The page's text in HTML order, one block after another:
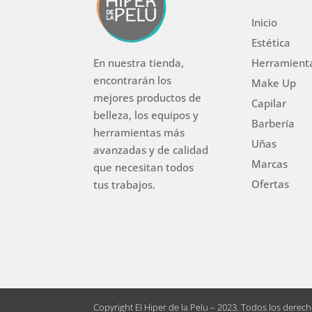
En nuestra tienda,
encontrarán los
mejores productos de
belleza, los equipos y
herramientas más
avanzadas y de calidad
que necesitan todos
tus trabajos.
Inicio
Estética
Make Up
Capilar
Barbería
Uñas
Marcas
Ofertas
Copyright El Hiper de la Pelu – 2023. Todos los